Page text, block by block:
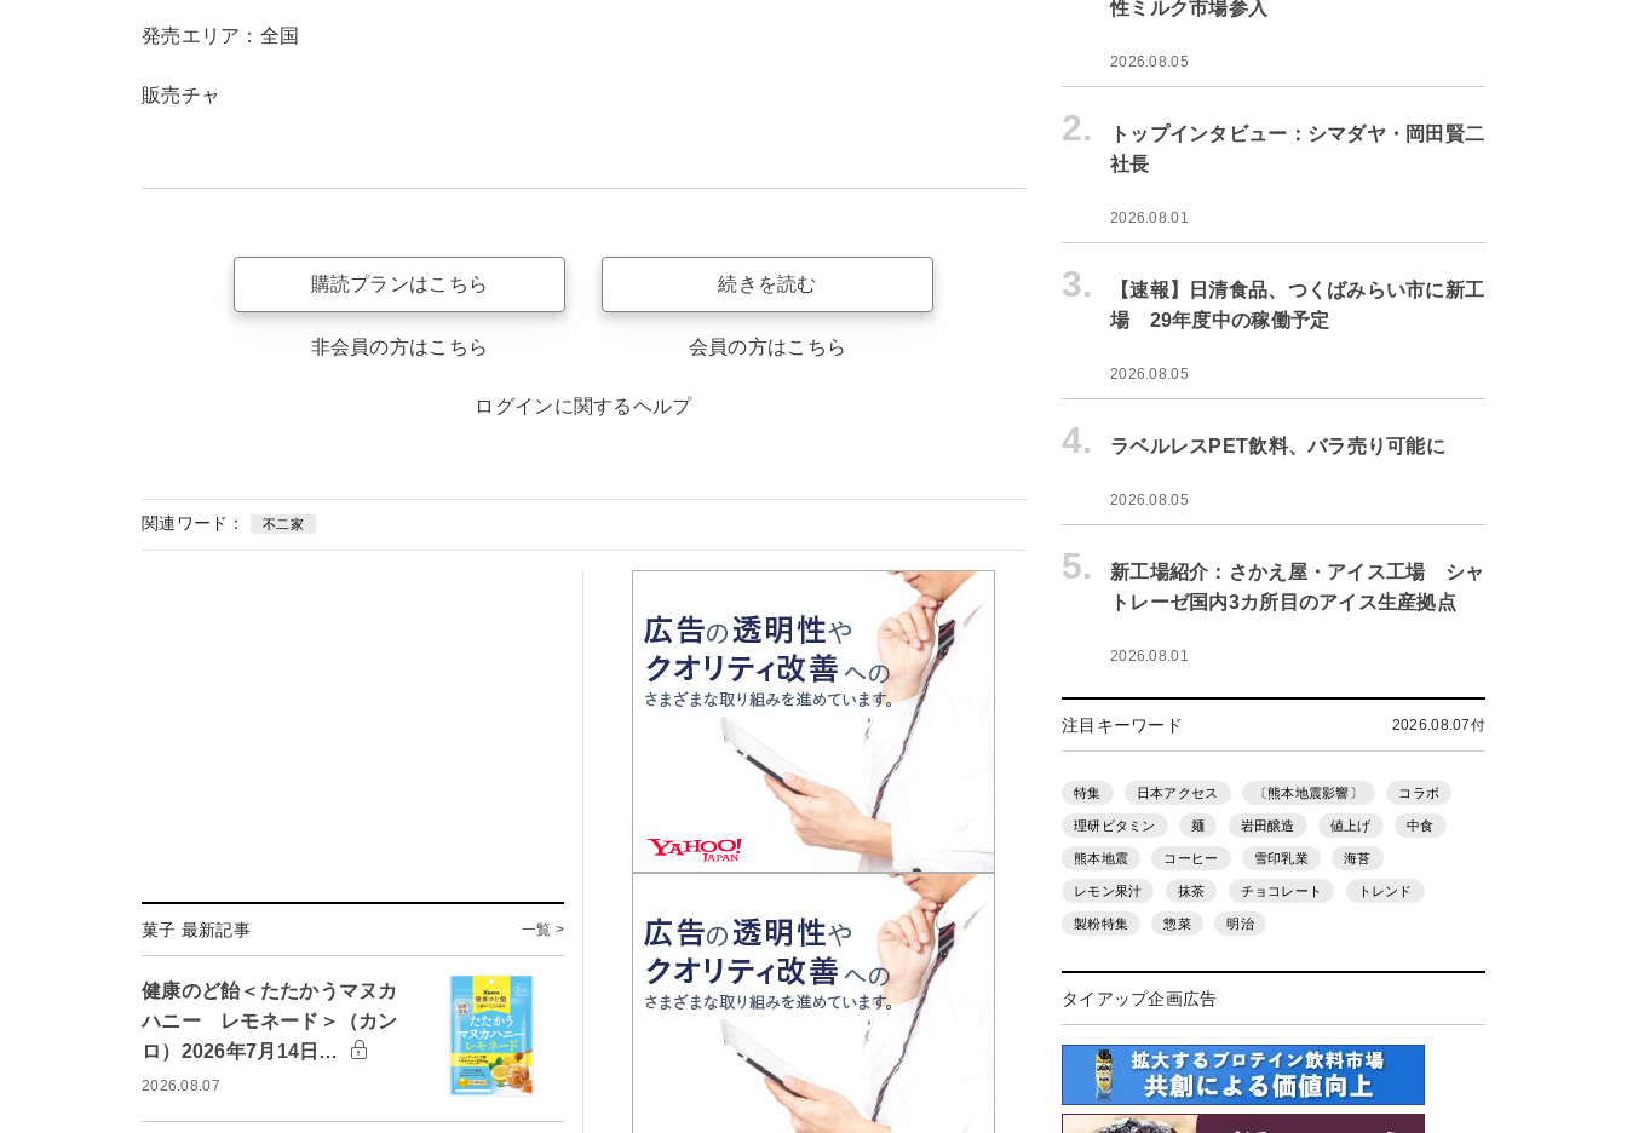
発売エリア：全国
販売チャ
購読プランはこちら
非会員の方はこちら
続きを読む
会員の方はこちら
ログインに関するヘルプ
関連ワード： 不二家
菓子 最新記事 一覧 >
健康のど飴＜たたかうマヌカ
ハニー レモネード＞（カン
ロ）2026年7月14日…
2026.08.07
性ミルク市場参入
2026.08.05
2.
トップインタビュー：シマダヤ・岡田賢二
社長
2026.08.01
3.
【速報】日清食品、つくばみらい市に新工
場 29年度中の稼働予定
2026.08.05
4. ラベルレスPET飲料、バラ売り可能に
2026.08.05
5.
新工場紹介：さかえ屋・アイス工場 シャ
トレーゼ国内3カ所目のアイス生産拠点
2026.08.01
注目キーワード 2026.08.07付
特集 日本アクセス 〔熊本地震影響〕 コラボ
理研ビタミン 麺 岩田醸造 値上げ 中食
熊本地震 コーヒー 雪印乳業 海苔
レモン果汁 抹茶 チョコレート トレンド
製粉特集 惣菜 明治
タイアップ企画広告